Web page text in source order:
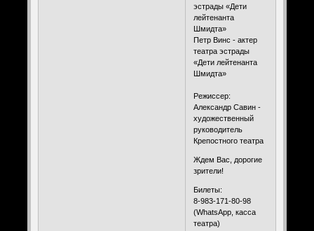
эстрады «Дети
лейтенанта
Шмидта»
Петр Винс - актер
театра эстрады
«Дети лейтенанта
Шмидта»
Режиссер:
Александр Савин -
художественный
руководитель
Крепостного театра
Ждем Вас, дорогие
зрители!
Билеты:
8-983-171-80-98
(WhatsApp, касса
театра)